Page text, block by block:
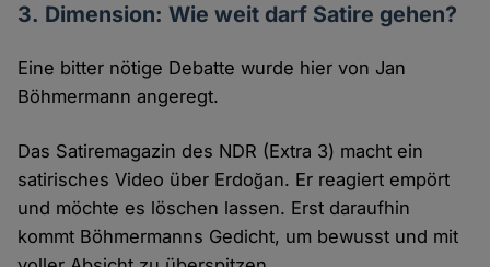
3. Dimension: Wie weit darf Satire gehen?
Eine bitter nötige Debatte wurde hier von Jan
Böhmermann angeregt.
Das Satiremagazin des NDR (Extra 3) macht ein
satirisches Video über Erdoğan. Er reagiert empört
und möchte es löschen lassen. Erst daraufhin
kommt Böhmermanns Gedicht, um bewusst und mit